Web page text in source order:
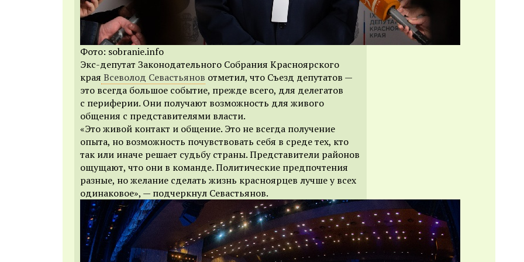
Фото: sobranie.info
Экс-депутат Законодательного Собрания Красноярского
края Всеволод Севастьянов отметил, что Съезд депутатов —
это всегда большое событие, прежде всего, для делегатов
с периферии. Они получают возможность для живого
общения с представителями власти.
«Это живой контакт и общение. Это не всегда получение
опыта, но возможность почувствовать себя в среде тех, кто
так или иначе решает судьбу страны. Представители районов
ощущают, что они в команде. Политические предпочтения
разные, но желание сделать жизнь красноярцев лучше у всех
одинаковое», — подчеркнул Севастьянов.